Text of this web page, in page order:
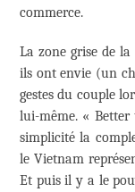
commerce.
La zone grise de
ils ont envie (un
gestes du couple
lui-même. «
simplicité la
le Vietnam
Et puis il y a le